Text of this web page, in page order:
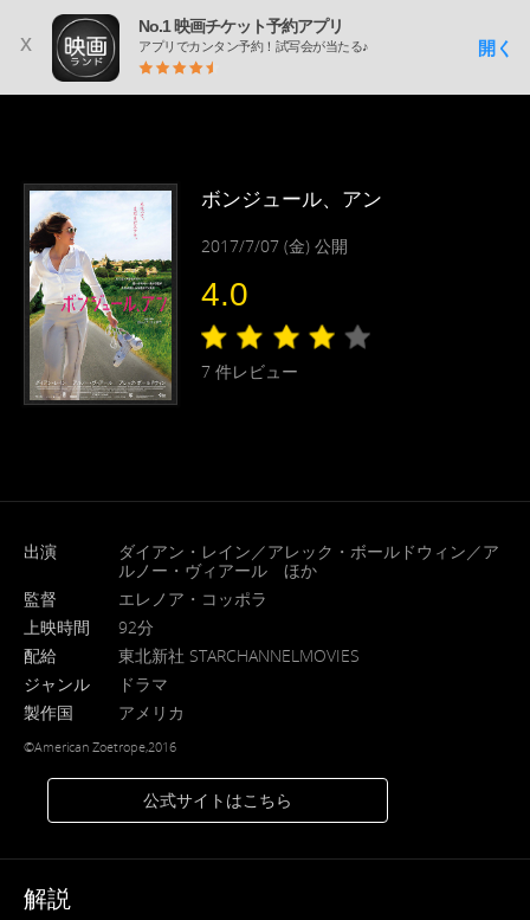
x
No.1 映画チケット予約アプリ
アプリでカンタン予約！試写会が当たる♪ 開く
ボンジュール、アン
2017/7/07 (金) 公開
4.0
7 件レビュー
出演
ダイアン・レイン／アレック・ボールドウィン／ア
ルノー・ヴィアール ほか
監督
エレノア・コッポラ
上映時間
92分
配給
東北新社 STARCHANNELMOVIES
ジャンル
ドラマ
製作国
アメリカ
©American Zoetrope,2016
公式サイトはこちら
解説